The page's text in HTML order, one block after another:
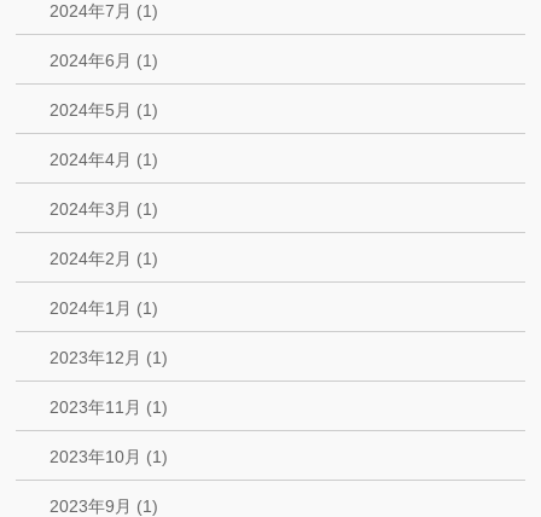
2024年7月 (1)
2024年6月 (1)
2024年5月 (1)
2024年4月 (1)
2024年3月 (1)
2024年2月 (1)
2024年1月 (1)
2023年12月 (1)
2023年11月 (1)
2023年10月 (1)
2023年9月 (1)